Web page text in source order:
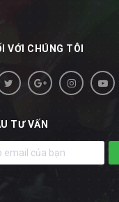
VỚI CHÚNG TÔI
TƯ VẤN